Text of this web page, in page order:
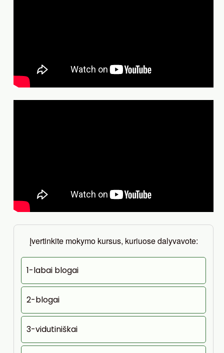
Įvertinkite mokymo kursus, kuriuose dalyvavote:
1-labai blogai
2-blogai
3-vidutiniškai